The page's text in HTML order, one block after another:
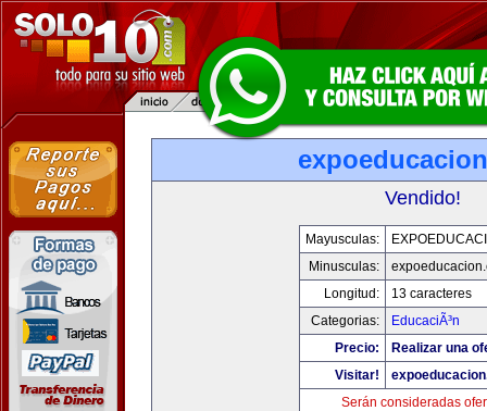
Vendido!
Mayusculas:
Minusculas:
Longitud:
13 caracteres
Categorias:
EducaciÃ³n
Precio:
Realizar una
Visitar!
Serán consideradas